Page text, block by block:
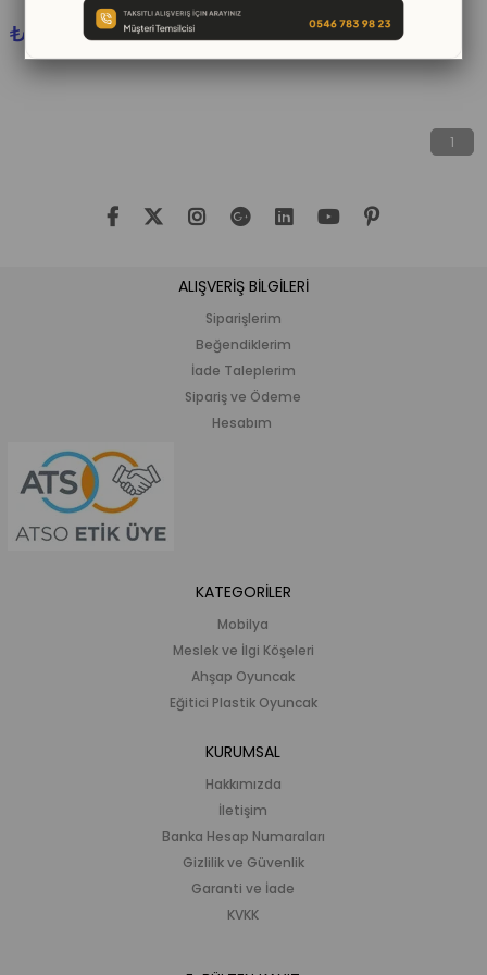
₺6.600,00
1
ALIŞVERİŞ BİLGİLERİ
Siparişlerim
Beğendiklerim
İade Taleplerim
Sipariş ve Ödeme
Hesabım
KATEGORİLER
Mobilya
Meslek ve İlgi Köşeleri
Ahşap Oyuncak
Eğitici Plastik Oyuncak
KURUMSAL
Hakkımızda
İletişim
Banka Hesap Numaraları
Gizlilik ve Güvenlik
Garanti ve İade
KVKK